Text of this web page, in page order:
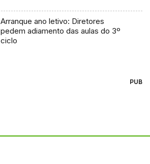
Arranque ano letivo: Diretores
pedem adiamento das aulas do 3º
ciclo
PUB